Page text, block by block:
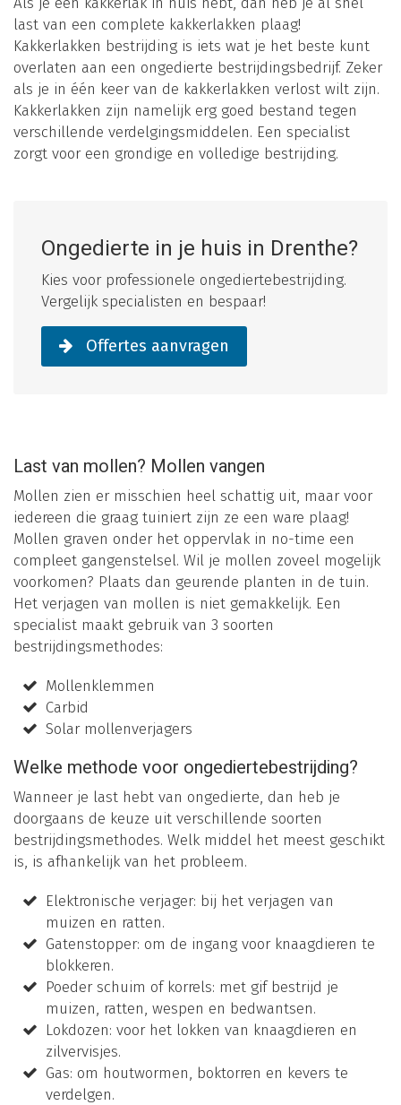
last van een complete kakkerlakken plaag!
Kakkerlakken bestrijding is iets wat je het beste kunt
overlaten aan een ongedierte bestrijdingsbedrijf. Zeker
als je in één keer van de kakkerlakken verlost wilt zijn.
Kakkerlakken zijn namelijk erg goed bestand tegen
verschillende verdelgingsmiddelen. Een specialist
zorgt voor een grondige en volledige bestrijding.
Ongedierte in je huis in Drenthe?
Kies voor professionele ongediertebestrijding.
Vergelijk specialisten en bespaar!
Offertes aanvragen
Last van mollen? Mollen vangen
Mollen zien er misschien heel schattig uit, maar voor
iedereen die graag tuiniert zijn ze een ware plaag!
Mollen graven onder het oppervlak in no-time een
compleet gangenstelsel. Wil je mollen zoveel mogelijk
voorkomen? Plaats dan geurende planten in de tuin.
Het verjagen van mollen is niet gemakkelijk. Een
specialist maakt gebruik van 3 soorten
bestrijdingsmethodes:
Mollenklemmen
Carbid
Solar mollenverjagers
Welke methode voor ongediertebestrijding?
Wanneer je last hebt van ongedierte, dan heb je
doorgaans de keuze uit verschillende soorten
bestrijdingsmethodes. Welk middel het meest geschikt
is, is afhankelijk van het probleem.
Elektronische verjager: bij het verjagen van
muizen en ratten.
Gatenstopper: om de ingang voor knaagdieren te
blokkeren.
Poeder schuim of korrels: met gif bestrijd je
muizen, ratten, wespen en bedwantsen.
Lokdozen: voor het lokken van knaagdieren en
zilvervisjes.
Gas: om houtwormen, boktorren en kevers te
verdelgen.